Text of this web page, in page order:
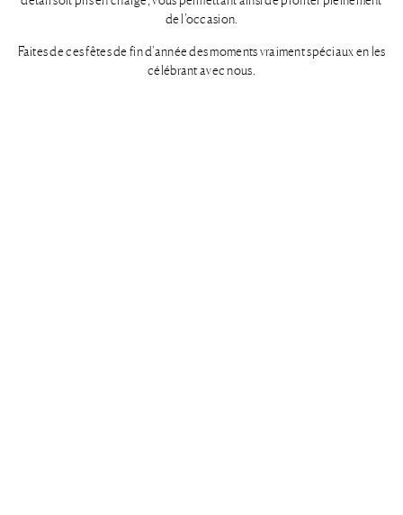
de l’occasion.
Faites de ces fêtes de fin d’année des moments vraiment spéciaux en les
célébrant avec nous.